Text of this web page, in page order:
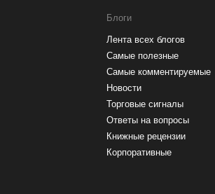
Блоги
Лента всех блогов
Самые полезные
Самые комментируемые
Новости
Торговые сигналы
Ответы на вопросы
Книжные рецензии
Корпоративные